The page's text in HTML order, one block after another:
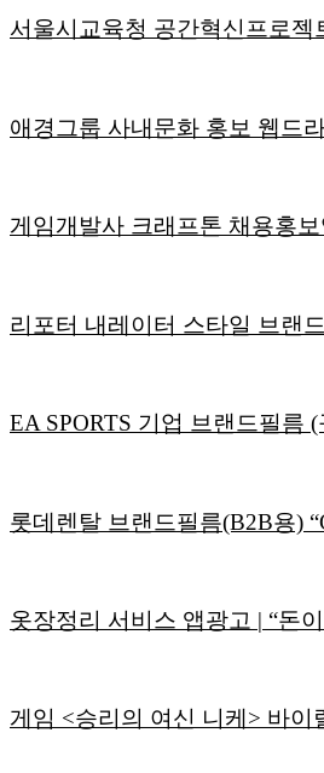
서울시교육청 공간혁신프로젝
애경그룹 사내문화 홍보 웹드
게임개발사 크래프톤 채용홍보
리포터 내레이터 스타일 브랜
EA SPORTS 기업 브랜드필름
롯데렌탈 브랜드필름(B2B용)
옷장정리 서비스 앱광고 | “돈
게임 <승리의 여신 니케> 바이